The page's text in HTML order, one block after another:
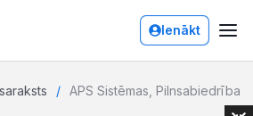
Ienākt
APS Sistēmas, Pilnsabiedrība